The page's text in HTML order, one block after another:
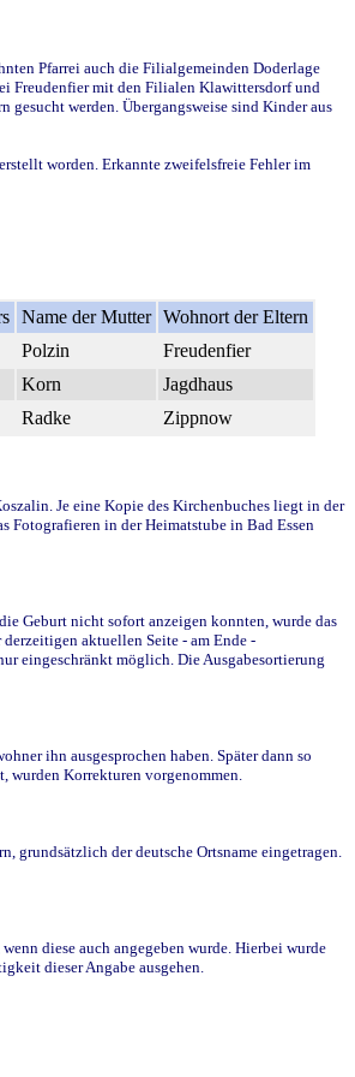
Pfarrei auch die Filialgemeinden Doderlage
Freudenfier mit den Filialen Klawittersdorf und
werden. Übergangsweise sind Kinder aus
worden. Erkannte zweifelsfreie Fehler im
Name der Mutter Wohnort der Eltern
Polzin
Freudenfier
Korn
Jagdhaus
Radke Zippnow
Je eine Kopie des Kirchenbuches liegt in der
Fotografieren in der Heimatstube in Bad Essen
Geburt nicht sofort anzeigen konnten, wurde das
aktuellen Seite - am Ende -
eingeschränkt möglich. Die Ausgabesortierung
ihn ausgesprochen haben. Später dann so
wurden Korrekturen vorgenommen.
grundsätzlich der deutsche Ortsname eingetragen.
diese auch angegeben wurde. Hierbei wurde
dieser Angabe ausgehen.